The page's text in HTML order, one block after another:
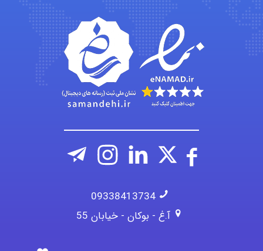
abolfazlkoshehe
A.balandeh
09338413734
آ.غ - بوکان - خیابان 55